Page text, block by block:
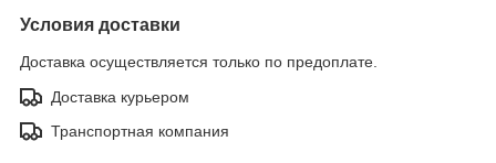
Условия доставки
Доставка осуществляется только по предоплате.
Доставка курьером
Транспортная компания